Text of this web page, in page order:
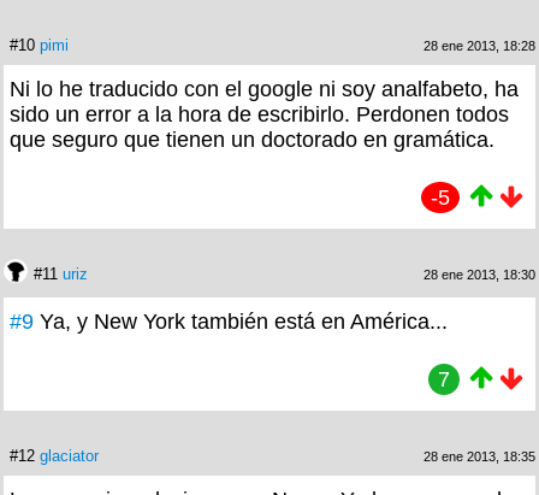
#10 pimi 28 ene 2013, 18:28
Ni lo he traducido con el google ni soy analfabeto, ha
sido un error a la hora de escribirlo. Perdonen todos
que seguro que tienen un doctorado en gramática.
-5
#11 uriz 28 ene 2013, 18:30
#9 Ya, y New York también está en América...
7
#12 glaciator 28 ene 2013, 18:35